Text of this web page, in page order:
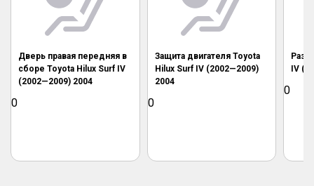
Дверь правая передняя в
сборе Toyota Hilux Surf IV
(2002—2009) 2004
0
Защита двигателя Toyota
Hilux Surf IV (2002—2009)
2004
0
IV
0